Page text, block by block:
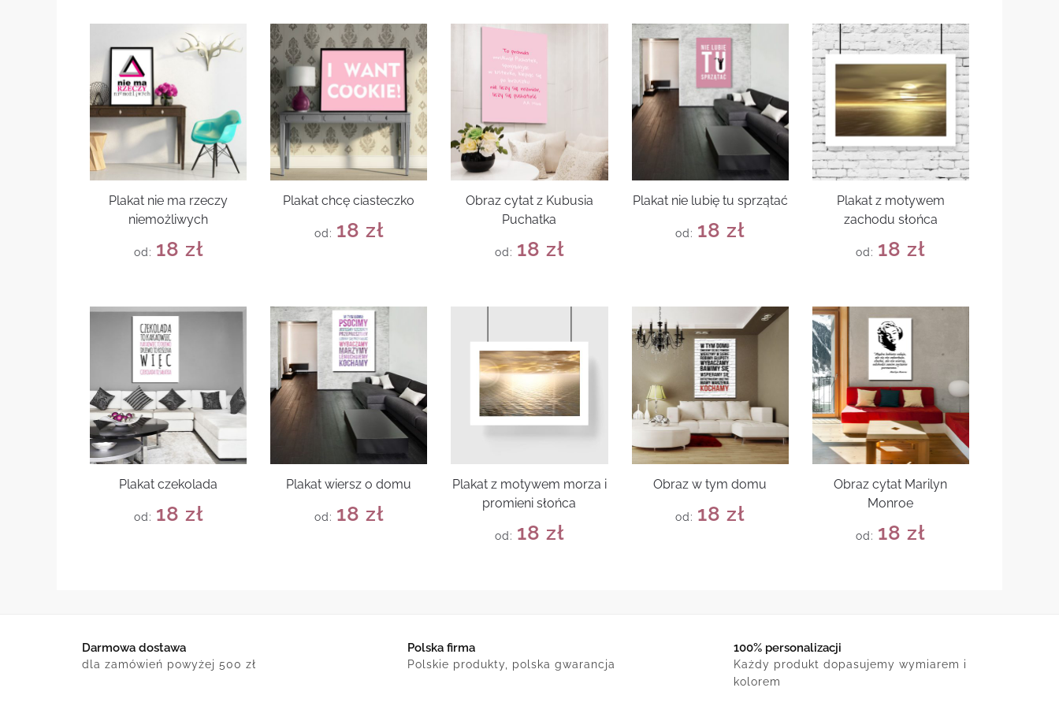
Plakat nie ma rzeczy
niemożliwych
od: 18 zł
Plakat chcę ciasteczko
od: 18 zł
Obraz cytat z Kubusia
Puchatka
od: 18 zł
Plakat nie lubię tu sprzątać
od: 18zł
Plakat z motywem
zachodu słońca
od: 18zł
Plakat czekolada
od: 18 zł
Plakat wiersz o domu
od: 18 zł
Plakat z motywem morza i
promieni słońca
od: 18 zł
Obraz w tym domu
od: 18zł
Obraz cytat Marilyn
Monroe
od: 18zł
Darmowa dostawa
dla zamówień powyżej 500 zł
Polska firma
Polskie produkty, polska gwarancja
100% personalizacji
Każdy produkt dopasujemy wymiarem i
kolorem